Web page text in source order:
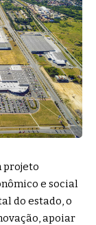
projeto
e social
do estado, o
apoiar